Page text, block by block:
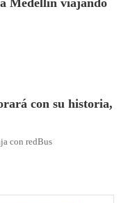
Medellín viajando
con su historia,
con redBus